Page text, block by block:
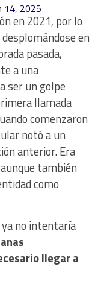
14, 2025
en 2021, por lo
en
pasada,
a una
ser un golpe
llamada
comenzaron
notó a un
anterior. Era
también
como
no intentaría
llegar a